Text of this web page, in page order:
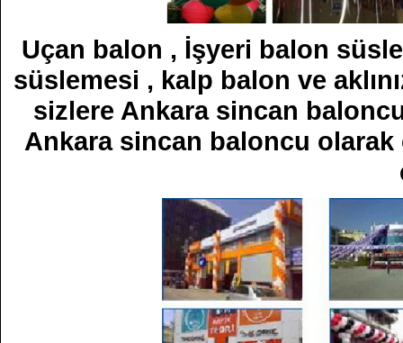
Uçan balon , İşyeri balon
süslemesi , kalp balon ve
sizlere Ankara sincan
Ankara sincan baloncu